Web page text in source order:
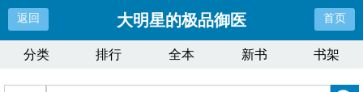
返回 大明星的极品御医 首页
分类 排行 全本 新书 书架